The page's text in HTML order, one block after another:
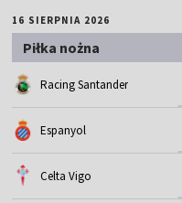
16 SIERPNIA 2026
Piłka nożna
Racing Santander
Espanyol
Celta Vigo